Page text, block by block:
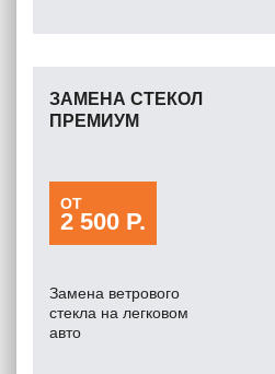
ЗАМЕНА СТЕКОЛ
ПРЕМИУМ
ОТ
2 500 Р.
Замена ветрового
стекла на легковом
авто